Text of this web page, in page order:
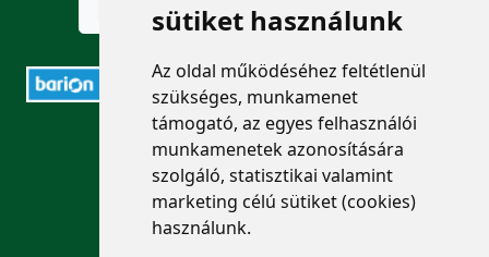
sütiket használunk
Az oldal működéséhez feltétlenül
szükséges, munkamenet
támogató, az egyes felhasználói
munkamenetek azonosítására
szolgáló, statisztikai valamint
marketing célú sütiket (cookies)
használunk.
ELÉRHETŐSÉGEK
+36 1 880 7600
info@mprx.hu